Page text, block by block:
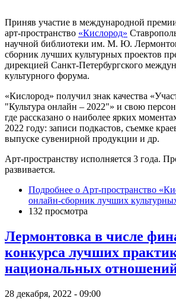
Приняв участие в международной
арт-пространство «Кислород»
научной библиотеки им. М. Ю.
сборник лучших культурных проектов
дирекцией Санкт-Петербургского
культурного форума.
«Кислород» получил знак качества
"Культура онлайн – 2022"» и свою
где рассказано о наиболее ярких
2022 году: записи подкастов, съемке
выпуске сувенирной продукции и др.
Арт-пространству исполняется 3 года.
развивается.
Подробнее о Арт-пространство
онлайн-сборник лучших
132 просмотра
Лермонтовка в числе
конкурса лучших
национальных
28 декабря, 2022 - 09:00